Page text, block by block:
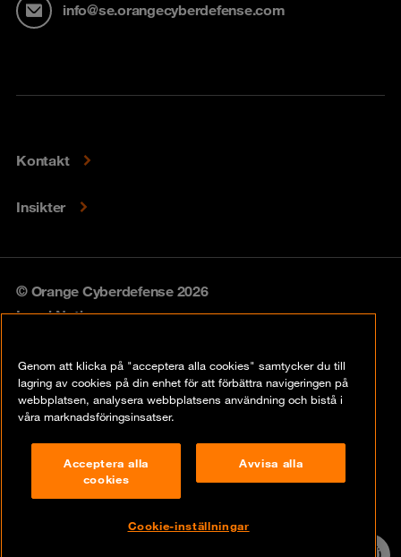
info@se.orangecyberdefense.com
Kontakt
Insikter
© Orange Cyberdefense 2026
Legal Notice
Vulnerability policy
Compliance
Genom att klicka på "acceptera alla cookies" samtycker du till
lagring av cookies på din enhet för att förbättra navigeringen på
webbplatsen, analysera webbplatsens användning och bistå i
våra marknadsföringsinsatser.
Acceptera alla
cookies
Avvisa alla
Cookie-inställningar